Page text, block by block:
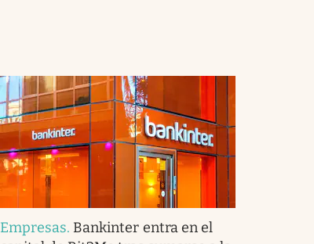
Empresas. Bankinter entra en el